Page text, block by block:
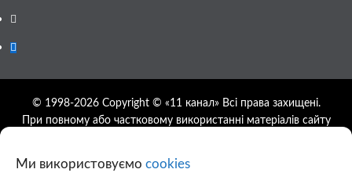
Ми використовуємо cookies
Twitter
Google
© 1998-2026 Copyright © «11 канал» Всі права захищені.
При повному або частковому використанні матеріалів сайту
абзацу.